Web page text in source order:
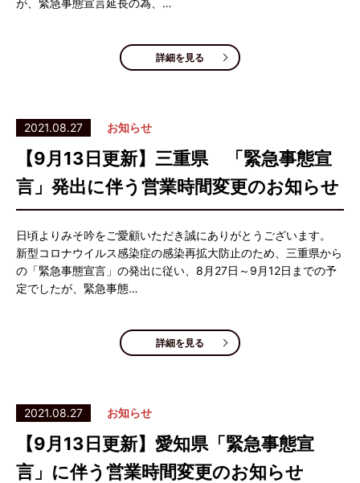
が、緊急事態宣言延長の為、…
詳細を見る
2021.08.27 お知らせ
【9月13日更新】三重県 「緊急事態宣
言」発出に伴う営業時間変更のお知らせ
日頃よりみそ吟をご愛顧いただき誠にありがとうございます。
新型コロナウイルス感染症の感染再拡大防止のため、三重県から
の「緊急事態宣言」の発出に従い、8月27日～9月12日までの予
定でしたが、緊急事態…
詳細を見る
2021.08.27 お知らせ
【9月13日更新】愛知県「緊急事態宣
言」に伴う営業時間変更のお知らせ